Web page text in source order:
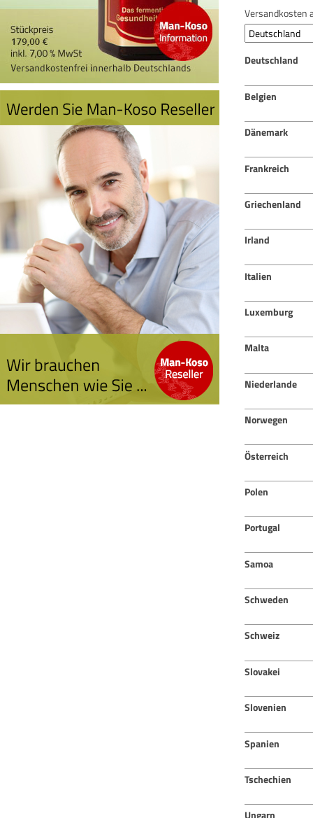
Versandkosten
Deutschland
Belgien
Dänemark
Frankreich
Griechenland
Irland
Italien
Luxemburg
Malta
Niederlande
Norwegen
Österreich
Polen
Portugal
Samoa
Schweden
Schweiz
Slovakei
Slovenien
Spanien
Tschechien
Ungarn